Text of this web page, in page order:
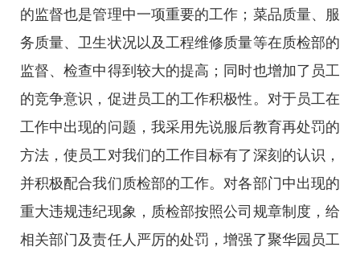
的监督也是管理中一项重要的工作；菜品质量、服
务质量、卫生状况以及工程维修质量等在质检部的
监督、检查中得到较大的提高；同时也增加了员工
的竞争意识，促进员工的工作积极性。对于员工在
工作中出现的问题，我采用先说服后教育再处罚的
方法，使员工对我们的工作目标有了深刻的认识，
并积极配合我们质检部的工作。对各部门中出现的
重大违规违纪现象，质检部按照公司规章制度，给
相关部门及责任人严厉的处罚，增强了聚华园员工